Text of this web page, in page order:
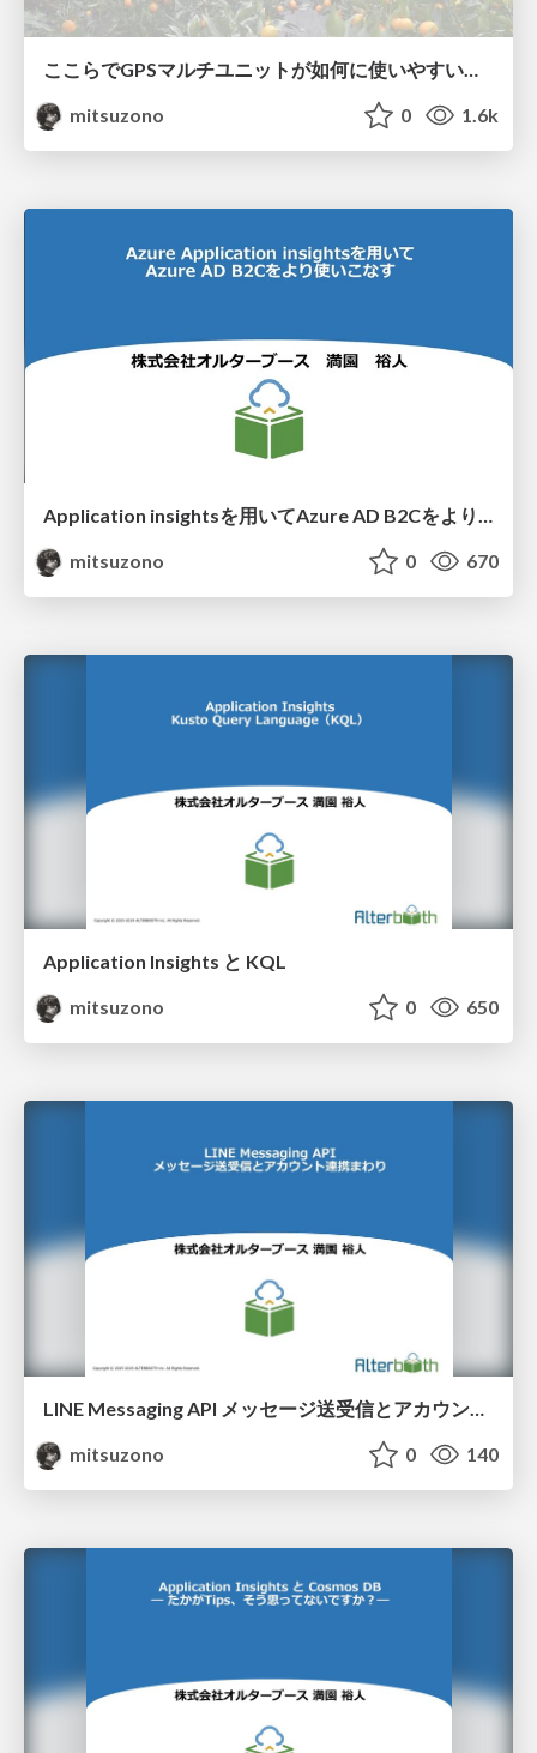
mitsuzono
0 1.6k
Application insightsを用いてAzure AD B2Cをより使いこなす
mitsuzono
0 670
Application Insights と KQL
mitsuzono
0 650
LINE Messaging API メッセージ送受信とアカウント連携まわり
mitsuzono
0 140